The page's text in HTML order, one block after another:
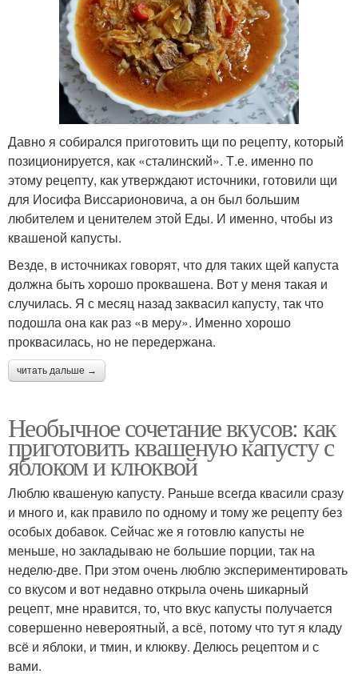
Давно я собирался приготовить щи по рецепту, который
позиционируется, как «сталинский». Т.е. именно по
этому рецепту, как утверждают источники, готовили щи
для Иосифа Виссарионовича, а он был большим
любителем и ценителем этой Еды. И именно, чтобы из
квашеной капусты.
Везде, в источниках говорят, что для таких щей капуста
должна быть хорошо проквашена. Вот у меня такая и
случилась. Я с месяц назад заквасил капусту, так что
подошла она как раз «в меру». Именно хорошо
проквасилась, но не передержана.
читать дальше →
Необычное сочетание вкусов: как
приготовить квашеную капусту с
яблоком и клюквой
Люблю квашеную капусту. Раньше всегда квасили сразу
и много и, как правило по одному и тому же рецепту без
особых добавок. Сейчас же я готовлю капусты не
меньше, но закладываю не большие порции, так на
неделю-две. При этом очень люблю экспериментировать
со вкусом и вот недавно открыла очень шикарный
рецепт, мне нравится, то, что вкус капусты получается
совершенно невероятный, а всё, потому что тут я кладу
всё и яблоки, и тмин, и клюкву. Делюсь рецептом и с
вами.